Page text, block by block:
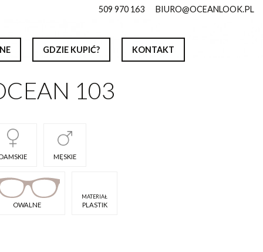
509 970 163 BIURO@OCEANLOOK.PL
GDZIE KUPIĆ? KONTAKT
103
MĘSKIE
OWALNE
MATERIAŁ
PLASTIK